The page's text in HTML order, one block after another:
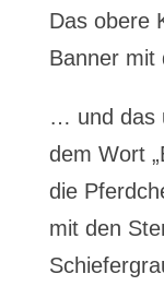
Das obere
Banner mit
… und das
dem Wort
die
mit den